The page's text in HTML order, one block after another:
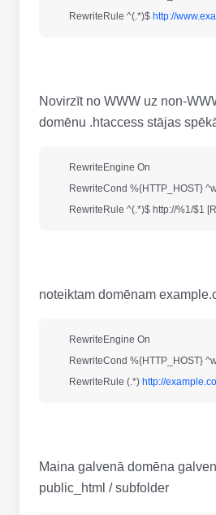
        RewriteRule ^(.*)$
http://
Novirzīt no WWW uz non-
domēnu .htaccess stājas
        RewriteEngine On
RewriteCond %{HTTP_HOST}
        RewriteRule ^(.*)$
http://%1/$1
noteiktam domēnam
        RewriteEngine On
RewriteCond %{HTTP_HOST}
        RewriteRule (.*)
http://
Maina galvenā domēna
public_html / subfolder